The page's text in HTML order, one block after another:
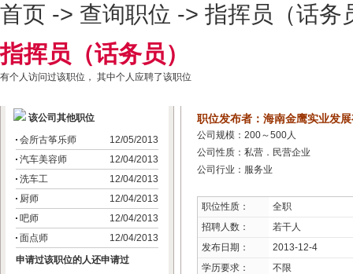
首页 -> 查询职位 -> 指挥员（话务
指挥员（话务员）
有个人访问过该职位， 其中个人应聘了该职位
该公司其他职位
会所古筝乐师
12/05/2013
汽车美容师
12/04/2013
洗车工
12/04/2013
厨师
12/04/2013
吧师
12/04/2013
面点师
12/04/2013
申请过该职位的人还申请过
职位发布者：海南金鹰实业发
公司规模：200～500人
公司性质：私营．民营企业
公司行业：服务业
职位性质：
全职
招聘人数：
若干人
发布日期：
2013-12-4
学历要求：
不限